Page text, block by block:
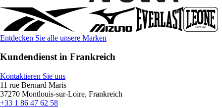
Entdecken Sie alle unsere Marken
Kundendienst in Frankreich
Kontaktieren Sie uns
11 rue Bernard Maris
37270 Montlouis-sur-Loire, Frankreich
+33 1 86 47 62 58